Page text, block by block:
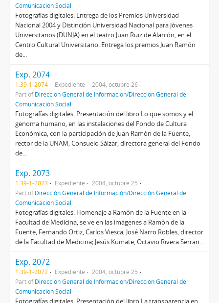
Comunicación Social
Fotografías digitales. Entrega de los Premios Universidad
Nacional 2004 y Distinción Universidad Nacional para Jóvenes
Universitarios (DUNJA) en el teatro Juan Ruiz de Alarcón, en el
Centro Cultural Universitario. Entrega los premios Juan Ramón
de...
Exp. 2074
1.39-1-2074 Expediente
2004, octubre 26
Part ofDirección General de Información/Dirección General de
Comunicación Social
Fotografías digitales. Presentación del libro Lo que somos y el
genoma humano, en las instalaciones del Fondo de Cultura
Económica, con la participación de Juan Ramón de la Fuente,
rector de la UNAM; Consuelo Sáizar, directora general del Fondo
de...
Exp. 2073
1.39-1-2073 Expediente
2004, octubre 25
Part ofDirección General de Información/Dirección General de
Comunicación Social
Fotografías digitales. Homenaje a Ramón de la Fuente en la
Facultad de Medicina, se ve en las imágenes a Ramón de la
Fuente, Fernando Ortiz, Carlos Viesca, José Narro Robles, director
de la Facultad de Medicina; Jesús Kumate, Octavio Rivera Serran...
Exp. 2072
1.39-1-2072 Expediente
2004, octubre 25
Part ofDirección General de Información/Dirección General de
Comunicación Social
Fotografías digitales. Presentación del libro La transparencia en